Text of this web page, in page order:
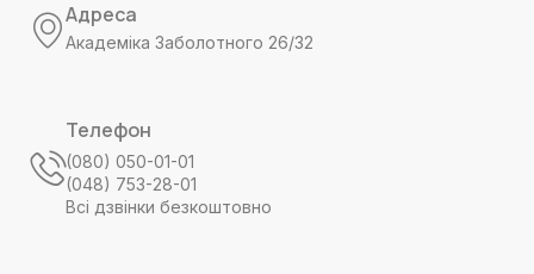
Адреса
Академіка Заболотного 26/32
Телефон
(080) 050-01-01
(048) 753-28-01
Всі дзвінки безкоштовно